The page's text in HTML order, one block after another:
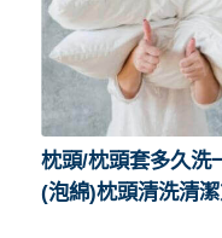
枕頭/枕頭套多久洗
(泡綿)枕頭清洗清